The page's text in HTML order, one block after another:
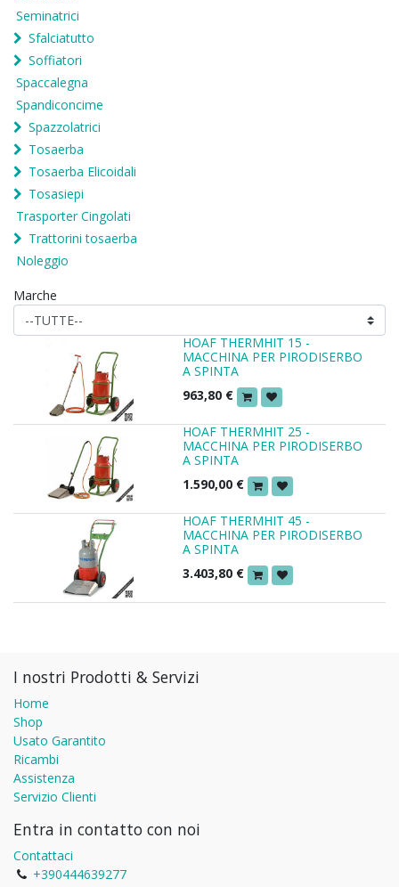
Seminatrici
Sfalciatutto
Soffiatori
Spaccalegna
Spandiconcime
Spazzolatrici
Tosaerba
Tosaerba Elicoidali
Tosasiepi
Trasporter Cingolati
Trattorini tosaerba
Noleggio
Marche
HOAF THERMHIT 15 -
MACCHINA PER PIRODISERBO
A SPINTA
963,80 €
HOAF THERMHIT 25 -
MACCHINA PER PIRODISERBO
A SPINTA
1.590,00 €
HOAF THERMHIT 45 -
MACCHINA PER PIRODISERBO
A SPINTA
3.403,80 €
I nostri Prodotti & Servizi
Home
Shop
Usato Garantito
Ricambi
Assistenza
Servizio Clienti
Entra in contatto con noi
Contattaci
+390444639277